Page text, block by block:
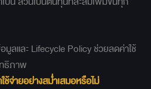
ลและ Lifecycle Policy ช่วยลดค่าใช้
ทธิภาพ
ช้จ่ายอย่างสม่ำเสมอหรือไม่